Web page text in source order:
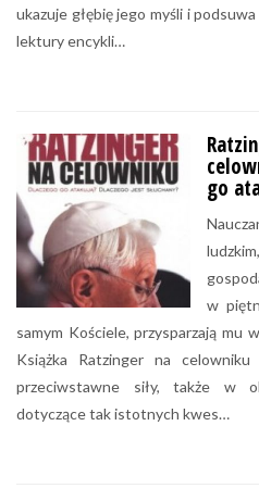
ukazuje głębię jego myśli i
lektury encykli…
go
w
samym Kościele, przysparzają mu
Książka Ratzinger na celowniku
przeciwstawne siły, także w
dotyczące tak istotnych kwes…